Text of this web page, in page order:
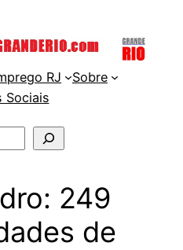
RJ
Sobre
Sociais
249
de